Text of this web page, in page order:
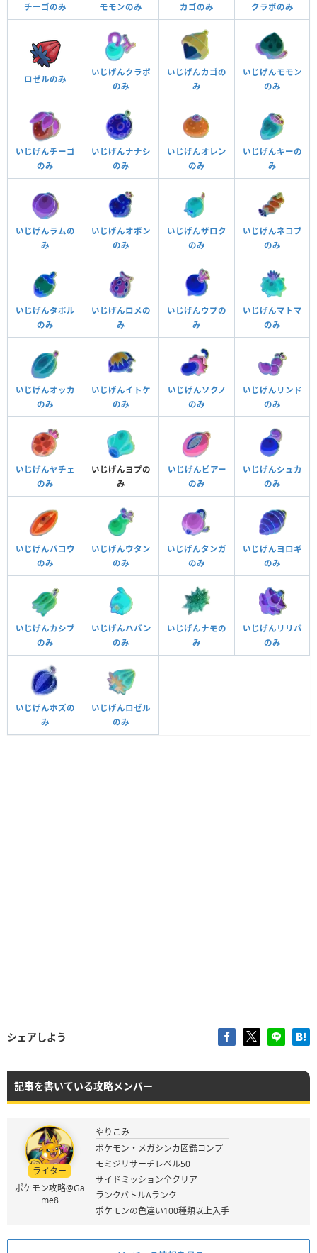
チーゴのみ モモンのみ カゴのみ クラボのみ
ロゼルのみ
いじげんクラボ
のみ
いじげんカゴの
み
いじげんモモン
のみ
いじげんチーゴ
のみ
いじげんナナシ
のみ
いじげんオレン
のみ
いじげんキーの
み
いじげんラムの
み
いじげんオボン
のみ
いじげんザロク
のみ
いじげんネコブ
のみ
いじげんタポル
のみ
いじげんロメの
み
いじげんウブの
み
いじげんマトマ
のみ
いじげんオッカ
のみ
いじげんイトケ
のみ
いじげんソクノ
のみ
いじげんリンド
のみ
いじげんヤチェ
のみ
いじげんヨプの
み
いじげんビアー
のみ
いじげんシュカ
のみ
いじげんバコウ
のみ
いじげんウタン
のみ
いじげんタンガ
のみ
いじげんヨロギ
のみ
いじげんカシブ
のみ
いじげんハバン
のみ
いじげんナモの
み
いじげんリリバ
のみ
いじげんホズの
み
いじげんロゼル
のみ
シェアしよう
記事を書いている攻略メンバー
ライター
ポケモン攻略@Ga
me8
やりこみ
ポケモン・メガシンカ図鑑コンプ
モミジリサーチレベル50
サイドミッション全クリア
ランクバトルAランク
ポケモンの色違い100種類以上入手